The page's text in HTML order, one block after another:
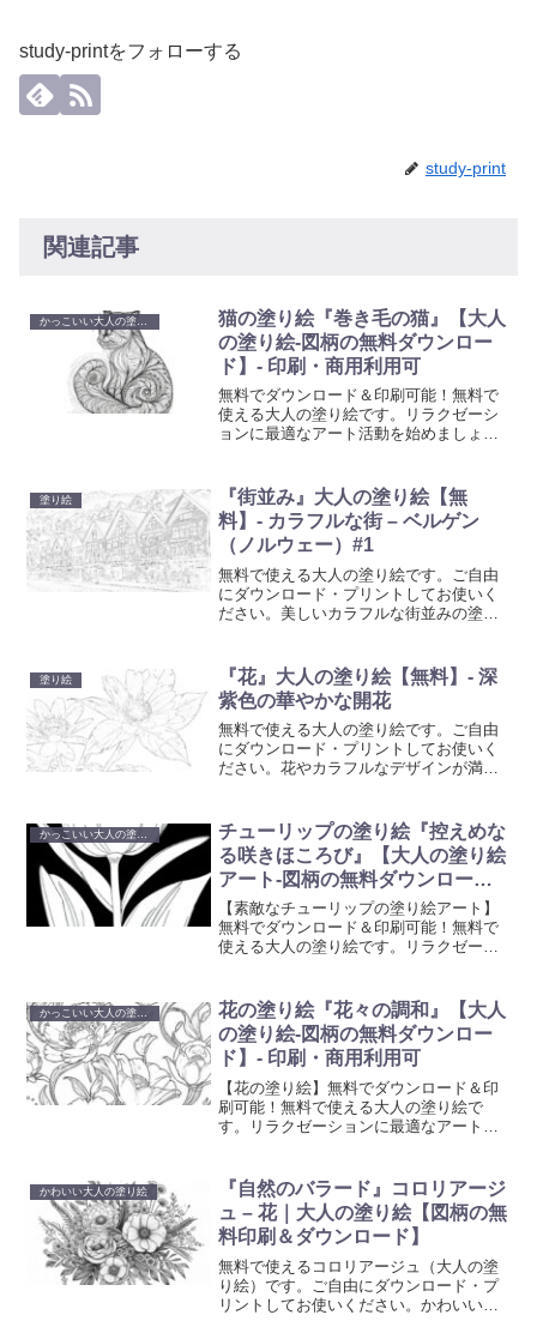
study-printをフォローする
study-print
関連記事
猫の塗り絵『巻き毛の猫』【大人
の塗り絵-図柄の無料ダウンロー
ド】- 印刷・商用利用可
無料でダウンロード＆印刷可能！無料で
使える大人の塗り絵です。リラクゼーシ
ョンに最適なアート活動を始めましょ
を。
塗り絵
『街並み』大人の塗り絵【無
料】- カラフルな街 – ベルゲン
（ノルウェー）#1
無料で使える大人の塗り絵です。ご自由
にダウンロード・プリントしてお使いく
ださい。美しいカラフルな街並みの塗り
供します。日々のストレスを解放し、美
しいアート作品を創り出すことで、心の
平和を見つけてください。
塗り絵
『花』大人の塗り絵【無料】- 深
紫色の華やかな開花
無料で使える大人の塗り絵です。ご自由
にダウンロード・プリントしてお使いく
ださい。花やカラフルなデザインが満載
とときを提供します。日々のストレスを
解放し、美しいアート作品を創り出すこ
とで、心の平和を見つけてください。
チューリップの塗り絵『控えめな
る咲きほころび』【大人の塗り絵
アート-図柄の無料ダウンロー
ド】- 印刷・商用利用可
【素敵なチューリップの塗り絵アート】
無料でダウンロード＆印刷可能！無料で
使える大人の塗り絵です。リラクゼーシ
で、日常の忙しさから解放されるひと時
を。
かっこいい大人の塗り絵
花の塗り絵『花々の調和』【大人
の塗り絵-図柄の無料ダウンロー
ド】- 印刷・商用利用可
【花の塗り絵】無料でダウンロード＆印
刷可能！無料で使える大人の塗り絵で
す。リラクゼーションに最適なアート活
放されるひと時を。
かわいい大人の塗り絵
『自然のバラード』コロリアージ
ュ – 花｜大人の塗り絵【図柄の無
料印刷＆ダウンロード】
無料で使えるコロリアージュ（大人の塗
り絵）です。ご自由にダウンロード・プ
リントしてお使いください。かわいい花